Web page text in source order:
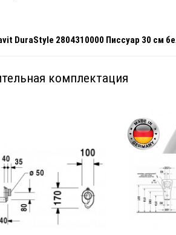
DuraStyle 2804310000 Писсуар 30 см
комплектация